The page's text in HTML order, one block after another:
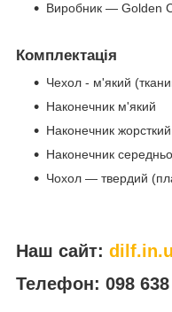
Виробник — Golden
Комплектація
Чехол - м'який
Наконечник м'який
Наконечник жорсткий
Наконечник
Чохол — твердий
Наш сайт:
Телефон: 098 638